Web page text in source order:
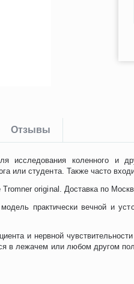
Отзывы
исследования коленного и
или студента. Также часто
Tromner original. Доставка по
практически вечной и
и нервной
в лежачем или любом другом